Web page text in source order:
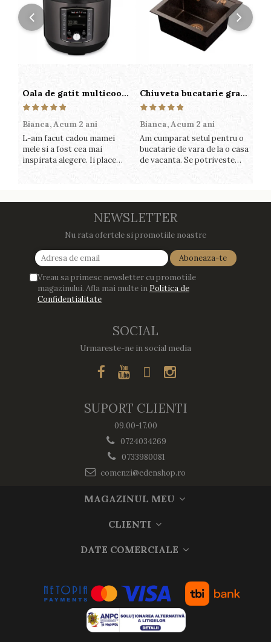
Oala de gatit multicooker 11 functii Instant Pot Pro Crisp 8 + Air Fryer 7.6 lt
Bianca,Acum 2 ani
L-am facut cadou mamei
mele si a fost cea mai
inspirata alegere. Ii place
invarta in cratita...ma
gandesc serios sa imi
cumpar si eu! Recomand mult
Chiuveta bucatarie granit cu finisaj negru perlat/cupru Steingran Art Copper cu dozator si baterie Quadron
Bianca,Acum 2 ani
Am cumparat setul pentru o
bucatarie de vara de la o casa
de vacanta. Se potriveste
recomand cu drag !
NEWSLETTER
Nu rata ofertele si promotiile noastre
Vreau sa primesc newsletter cu promotiile
magazinului. Afla mai multe in Politica de
Confidentialitate
SOCIAL
Urmareste-ne in social media
SUPORT CLIENTI
09.00-17.00
0724034269
0733980081
comenzi@edenshop.ro
MAGAZINUL MEU
CLIENTI
DATE COMERCIALE